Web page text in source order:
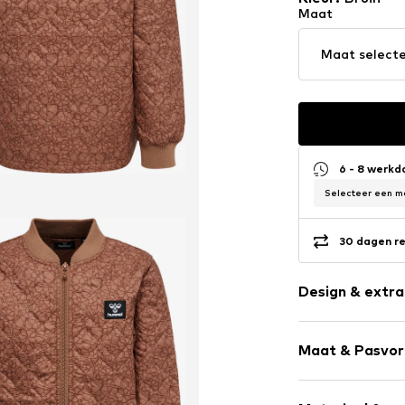
Maat
Maat
6 - 8
Selecteer een
30 dagen
Design &
Maat &